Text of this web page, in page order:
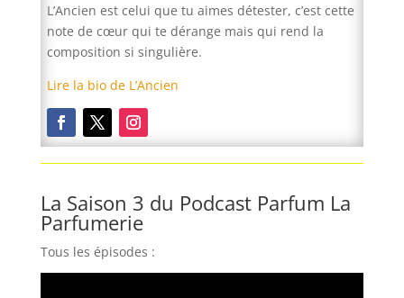
L’Ancien est celui que tu aimes détester, c’est cette
note de cœur qui te dérange mais qui rend la
composition si singulière.
Lire la bio de L’Ancien
La Saison 3 du Podcast Parfum La
Parfumerie
Tous les épisodes :